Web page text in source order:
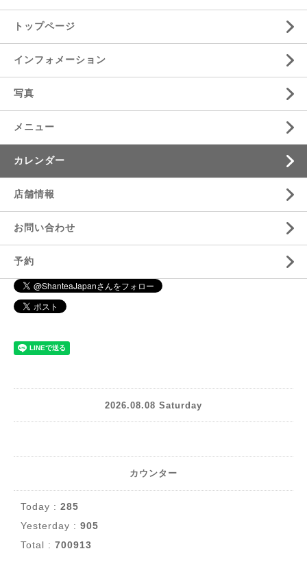
トップページ
インフォメーション
写真
メニュー
カレンダー
店舗情報
お問い合わせ
予約
2026.08.08 Saturday
カウンター
Today : 285
Yesterday : 905
Total : 700913